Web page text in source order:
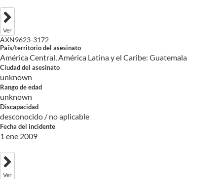
Ver
AXN9623-3172
País/territorio del asesinato
América Central, América Latina y el Caribe: Guatemala
Ciudad del asesinato
unknown
Rango de edad
unknown
Discapacidad
desconocido / no aplicable
Fecha del incidente
1 ene 2009
Ver